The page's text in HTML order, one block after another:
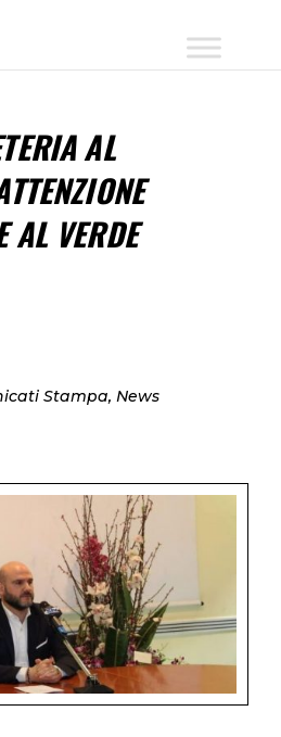
AL
AL VERDE
Stampa,News